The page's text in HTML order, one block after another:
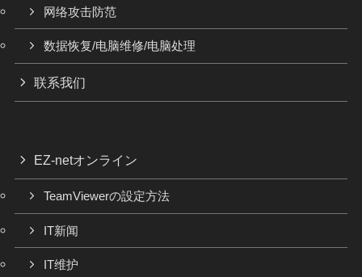
网络攻击防范
数据恢复/电脑维修/电脑处理
联系我们
EZ-netオンライン
TeamViewerの設定方法
IT新闻
IT维护